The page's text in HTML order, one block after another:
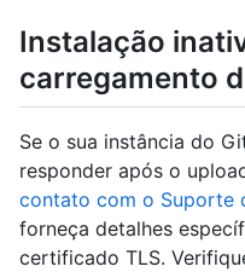
Instalação
carregamento
Se o sua instância do
responder após o
contato com o Suporte
forneça detalhes
certificado TLS.